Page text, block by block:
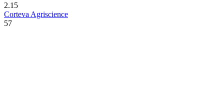
2.15
Corteva Agriscience
57